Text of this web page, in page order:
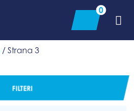
0
/ Strana 3
FILTERI